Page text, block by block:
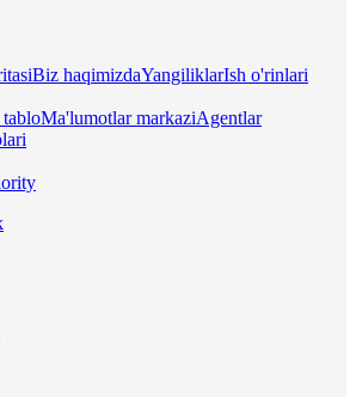
Biz haqimizdaYangiliklarIsh o'rinlari
Ma'lumotlar markaziAgentlar